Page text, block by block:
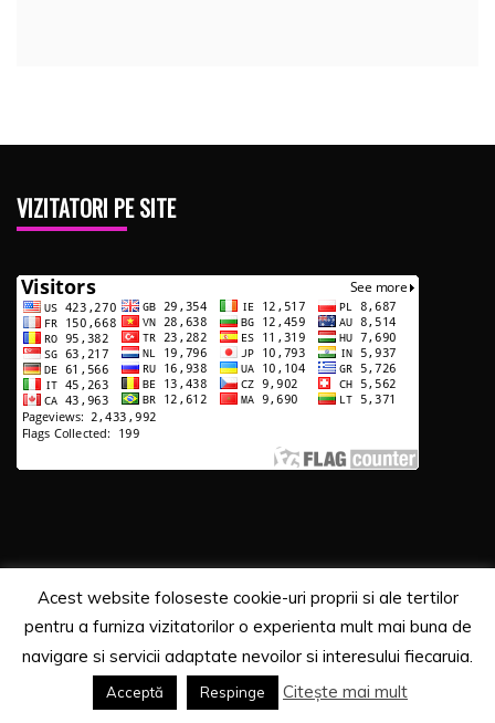
VIZITATORI PE SITE
Copyrights. © 2020 Segra Media
byCandid Themes
Acest website foloseste cookie-uri proprii si ale tertilor
pentru a furniza vizitatorilor o experienta mult mai buna de
navigare si servicii adaptate nevoilor si interesului fiecaruia.
Acceptă Respinge Citește mai mult